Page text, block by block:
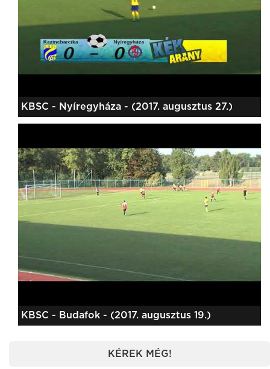
KBSC - Nyíregyháza - (2017. augusztus 27.)
KBSC - Budafok - (2017. augusztus 19.)
KÉREK MÉG!